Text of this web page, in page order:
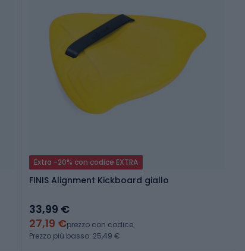
Extra -20% con codice EXTRA
FINIS Alignment Kickboard giallo
33,99 €
27,19 €prezzo con codice
Prezzo più basso: 25,49 €